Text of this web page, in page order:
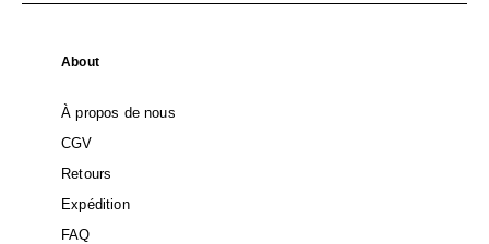
About
À propos de nous
CGV
Retours
Expédition
FAQ